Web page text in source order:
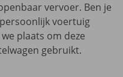
vervoer. Ben je
voertuig
plaats om deze
gebruikt.